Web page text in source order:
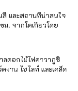
จากพื้นที่ทะเลสาบ
สี และสถานที่น่าสนใจ
ม. จากโตเกียวโดย
ลดอกไม้ไฟคาวากูชิ
งาน ไฮไลท์ และเคล็ด